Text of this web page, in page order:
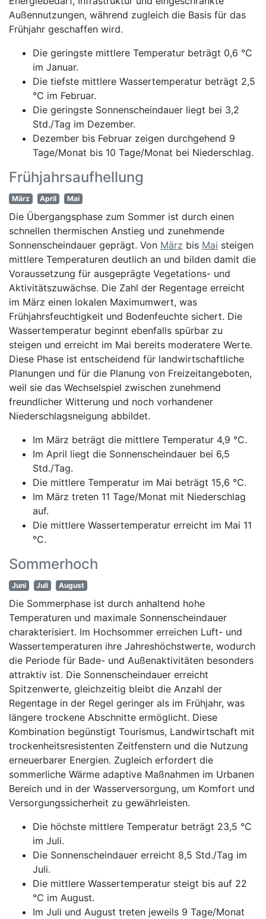
Außennutzungen, während zugleich die Basis für das
Frühjahr geschaffen wird.
Die geringste mittlere Temperatur beträgt 0,6 °C
im Januar.
Die tiefste mittlere Wassertemperatur beträgt 2,5
°C im Februar.
Die geringste Sonnenscheindauer liegt bei 3,2
Std./Tag im Dezember.
Dezember bis Februar zeigen durchgehend 9
Tage/Monat bis 10 Tage/Monat bei Niederschlag.
Frühjahrsaufhellung
März April Mai
Die Übergangsphase zum Sommer ist durch einen
schnellen thermischen Anstieg und zunehmende
Sonnenscheindauer geprägt. Von März bis Mai steigen
mittlere Temperaturen deutlich an und bilden damit die
Voraussetzung für ausgeprägte Vegetations- und
Aktivitätszuwächse. Die Zahl der Regentage erreicht
im März einen lokalen Maximumwert, was
Frühjahrsfeuchtigkeit und Bodenfeuchte sichert. Die
Wassertemperatur beginnt ebenfalls spürbar zu
steigen und erreicht im Mai bereits moderatere Werte.
Diese Phase ist entscheidend für landwirtschaftliche
Planungen und für die Planung von Freizeitangeboten,
weil sie das Wechselspiel zwischen zunehmend
freundlicher Witterung und noch vorhandener
Niederschlagsneigung abbildet.
Im März beträgt die mittlere Temperatur 4,9 °C.
Im April liegt die Sonnenscheindauer bei 6,5
Std./Tag.
Die mittlere Temperatur im Mai beträgt 15,6 °C.
Im März treten 11 Tage/Monat mit Niederschlag
auf.
Die mittlere Wassertemperatur erreicht im Mai 11
°C.
Sommerhoch
Juni Juli August
Die Sommerphase ist durch anhaltend hohe
Temperaturen und maximale Sonnenscheindauer
charakterisiert. Im Hochsommer erreichen Luft- und
Wassertemperaturen ihre Jahreshöchstwerte, wodurch
die Periode für Bade- und Außenaktivitäten besonders
attraktiv ist. Die Sonnenscheindauer erreicht
Spitzenwerte, gleichzeitig bleibt die Anzahl der
Regentage in der Regel geringer als im Frühjahr, was
längere trockene Abschnitte ermöglicht. Diese
Kombination begünstigt Tourismus, Landwirtschaft mit
trockenheitsresistenten Zeitfenstern und die Nutzung
erneuerbarer Energien. Zugleich erfordert die
sommerliche Wärme adaptive Maßnahmen im Urbanen
Bereich und in der Wasserversorgung, um Komfort und
Versorgungssicherheit zu gewährleisten.
Die höchste mittlere Temperatur beträgt 23,5 °C
im Juli.
Die Sonnenscheindauer erreicht 8,5 Std./Tag im
Juli.
Die mittlere Wassertemperatur steigt bis auf 22
°C im August.
Im Juli und August treten jeweils 9 Tage/Monat